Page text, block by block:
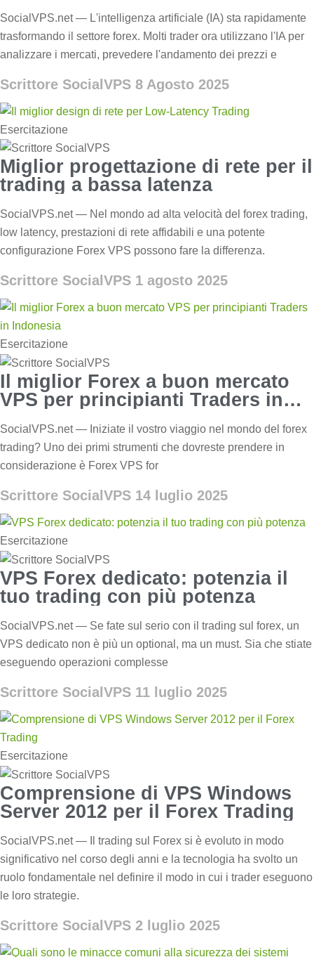
SocialVPS.net — L'intelligenza artificiale (IA) sta rapidamente
trasformando il settore forex. Molti trader ora utilizzano l'IA per
analizzare i mercati, prevedere l'andamento dei prezzi e
Scrittore SocialVPS 8 Agosto 2025
Esercitazione
Miglior progettazione di rete per il
trading a bassa latenza
SocialVPS.net — Nel mondo ad alta velocità del forex trading,
low latency, prestazioni di rete affidabili e una potente
configurazione Forex VPS possono fare la differenza.
Scrittore SocialVPS 1 agosto 2025
Esercitazione
Il miglior Forex a buon mercato
VPS per principianti Traders in
SocialVPS.net — Iniziate il vostro viaggio nel mondo del forex
trading? Uno dei primi strumenti che dovreste prendere in
considerazione è Forex VPS for
Scrittore SocialVPS 14 luglio 2025
Esercitazione
VPS Forex dedicato: potenzia il
tuo trading con più potenza
SocialVPS.net — Se fate sul serio con il trading sul forex, un
VPS dedicato non è più un optional, ma un must. Sia che stiate
eseguendo operazioni complesse
Scrittore SocialVPS 11 luglio 2025
Esercitazione
Comprensione di VPS Windows
Server 2012 per il Forex Trading
SocialVPS.net — Il trading sul Forex si è evoluto in modo
significativo nel corso degli anni e la tecnologia ha svolto un
ruolo fondamentale nel definire il modo in cui i trader eseguono
le loro strategie.
Scrittore SocialVPS 2 luglio 2025